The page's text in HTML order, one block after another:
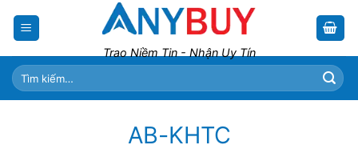
Trao Niềm Tin - Nhận Uy Tín
Tìm
kiếm:
AB-KHTC